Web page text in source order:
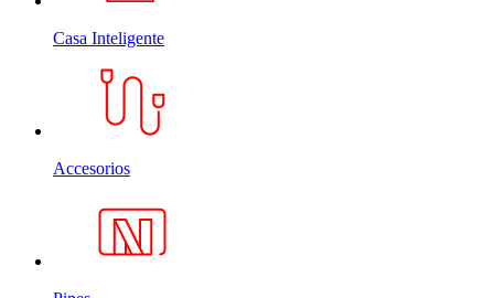
Casa Inteligente
Accesorios